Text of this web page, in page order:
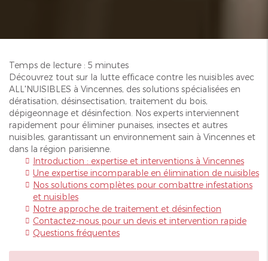
Temps de lecture : 5 minutes
Découvrez tout sur la lutte efficace contre les nuisibles avec
ALL'NUISIBLES à Vincennes, des solutions spécialisées en
dératisation, désinsectisation, traitement du bois,
dépigeonnage et désinfection. Nos experts interviennent
rapidement pour éliminer punaises, insectes et autres
nuisibles, garantissant un environnement sain à Vincennes et
dans la région parisienne.
Introduction : expertise et interventions à Vincennes
Une expertise incomparable en élimination de nuisibles
Nos solutions complètes pour combattre infestations
et nuisibles
Notre approche de traitement et désinfection
Contactez-nous pour un devis et intervention rapide
Questions fréquentes